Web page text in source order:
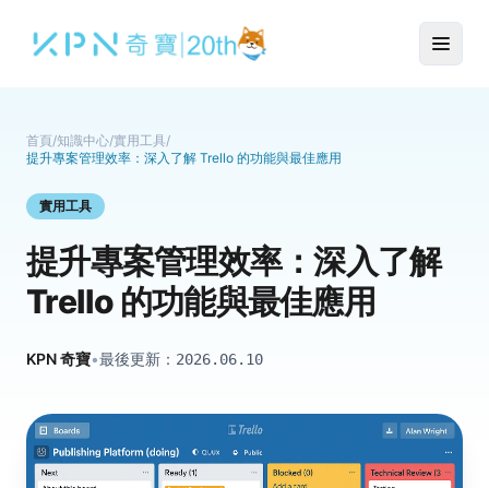
首頁/知識中心/實用工具/
提升專案管理效率：深入了解 Trello 的功能與最佳應用
實用工具
提升專案管理效率：深入了解
Trello 的功能與最佳應用
KPN 奇寶•最後更新： 2026.06.10